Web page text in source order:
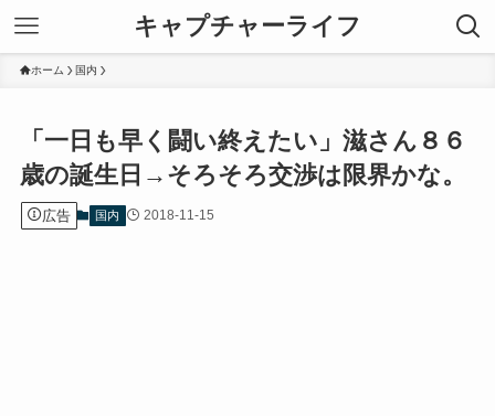
キャプチャーライフ
ホーム 国内
「一日も早く闘い終えたい」滋さん８６
歳の誕生日→そろそろ交渉は限界かな。
広告 国内 2018-11-15